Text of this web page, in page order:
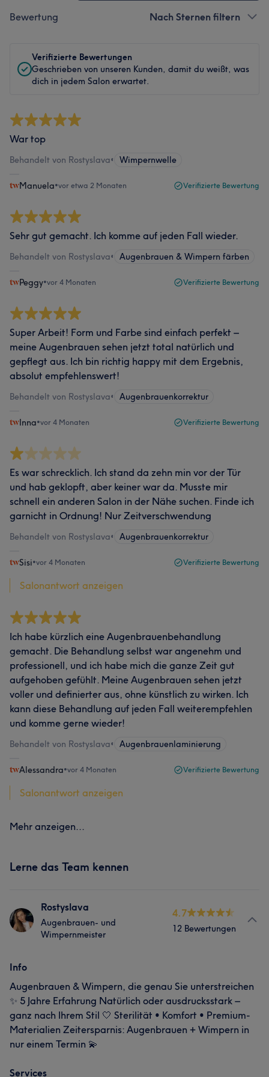
Bewertung Nach Sternen filtern
Verifizierte Bewertungen
Geschrieben von unseren Kunden, damit du weißt, was
dich in jedem Salon erwartet.
War top
Behandelt von Rostyslava• Wimpernwelle
Manuela•vor etwa 2 Monaten Verifizierte Bewertung
Sehr gut gemacht. Ich komme auf jeden Fall wieder.
Behandelt von Rostyslava• Augenbrauen & Wimpern färben
Peggy•vor 4 Monaten Verifizierte Bewertung
Super Arbeit! Form und Farbe sind einfach perfekt –
meine Augenbrauen sehen jetzt total natürlich und
gepflegt aus. Ich bin richtig happy mit dem Ergebnis,
absolut empfehlenswert!
Behandelt von Rostyslava• Augenbrauenkorrektur
Inna•vor 4 Monaten Verifizierte Bewertung
Es war schrecklich. Ich stand da zehn min vor der Tür
und hab geklopft, aber keiner war da. Musste mir
schnell ein anderen Salon in der Nähe suchen. Finde ich
garnicht in Ordnung! Nur Zeitverschwendung
Behandelt von Rostyslava• Augenbrauenkorrektur
Sisi•vor 4 Monaten Verifizierte Bewertung
Salonantwort anzeigen
Ich habe kürzlich eine Augenbrauenbehandlung
gemacht. Die Behandlung selbst war angenehm und
professionell, und ich habe mich die ganze Zeit gut
aufgehoben gefühlt. Meine Augenbrauen sehen jetzt
voller und definierter aus, ohne künstlich zu wirken. Ich
kann diese Behandlung auf jeden Fall weiterempfehlen
und komme gerne wieder!
Behandelt von Rostyslava• Augenbrauenlaminierung
Alessandra•vor 4 Monaten Verifizierte Bewertung
Salonantwort anzeigen
Mehr anzeigen...
Lerne das Team kennen
Rostyslava
Augenbrauen- und
Wimpernmeister
4.7
12 Bewertungen
Info
Augenbrauen & Wimpern, die genau Sie unterstreichen
✨ 5 Jahre Erfahrung Natürlich oder ausdrucksstark –
ganz nach Ihrem Stil 🤍 Sterilität • Komfort • Premium-
Materialien Zeitersparnis: Augenbrauen + Wimpern in
nur einem Termin 💫
Services